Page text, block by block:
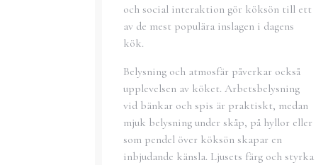
och social interaktion gör köksön till ett
av de mest populära inslagen i dagens
kök.
Belysning och atmosfär påverkar också
upplevelsen av köket. Arbetsbelysning
vid bänkar och spis är praktiskt, medan
mjuk belysning under skåp, på hyllor eller
som pendel över köksön skapar en
inbjudande känsla. Ljusets färg och styrka